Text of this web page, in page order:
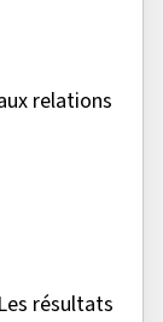
relations
résultats